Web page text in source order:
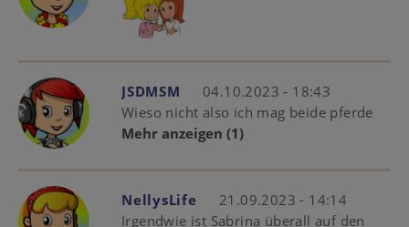
JSDMSM
04.10.2023 - 18:43
Wieso nicht also ich mag beide pferde
Mehr anzeigen (1)
NellysLife
21.09.2023 - 14:14
Irgendwie ist Sabrina überall auf den